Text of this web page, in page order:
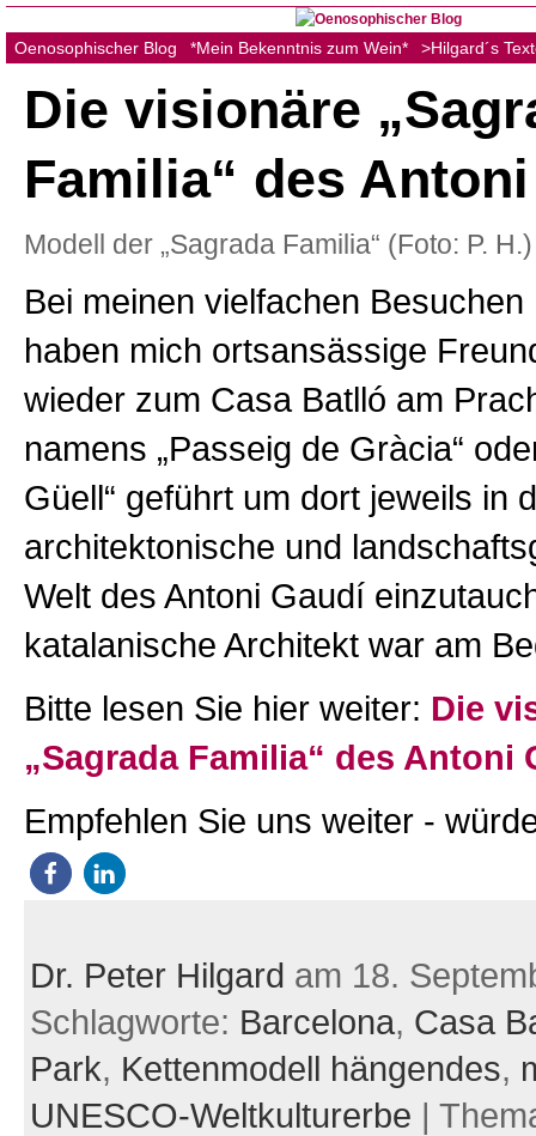
Oenosophischer Blog *Mein Bekenntnis zum Wein* >Hilgard´s
Die visionäre
Familia“ des
Modell der „Sagrada Familia“ (Foto: P. H.)
Bei meinen vielfachen
haben mich ortsansässige
wieder zum Casa Batlló am
namens „Passeig de Gràcia“
Güell“ geführt um dort jeweils in
architektonische und
Welt des Antoni Gaudí
katalanische Architekt war am
Bitte lesen Sie hier weiter: Die
„Sagrada Familia“ des Antoni
Empfehlen Sie uns weiter -
Dr. Peter Hilgard am 18.
Schlagworte: Barcelona, Casa
Park, Kettenmodell hängendes,
UNESCO-Weltkulturerbe |